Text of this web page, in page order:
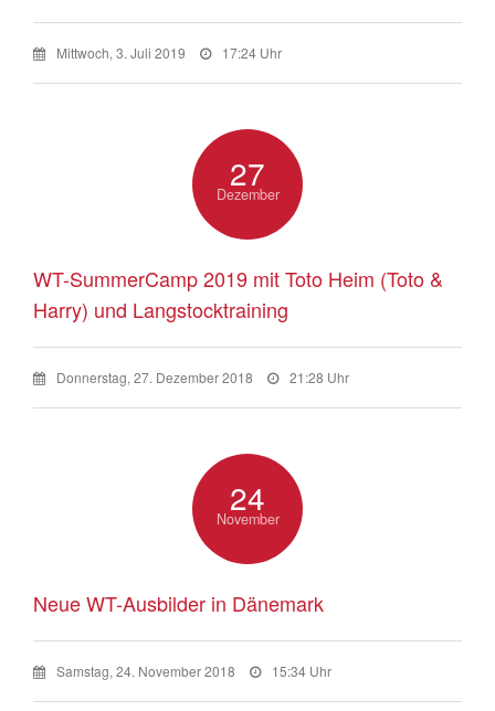
Mittwoch, 3. Juli 2019 17:24 Uhr
27
Dezember
WT-SummerCamp 2019 mit Toto Heim (Toto &
Harry) und Langstocktraining
Donnerstag, 27. Dezember 2018 21:28 Uhr
24
November
Neue WT-Ausbilder in Dänemark
Samstag, 24. November 2018 15:34 Uhr